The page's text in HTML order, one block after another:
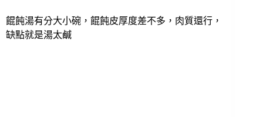
餛飩湯有分大小碗，餛飩皮厚度差不多，肉質還行，
缺點就是湯太鹹